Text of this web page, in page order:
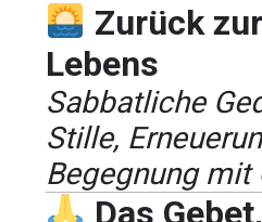
Zurück
Lebens
Sabbatliche
Stille,
Begegnung mit
Das